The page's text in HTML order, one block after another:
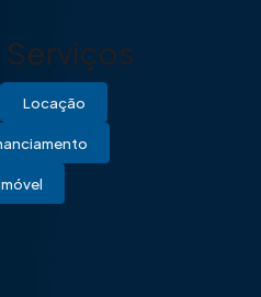
Serviços
Locação